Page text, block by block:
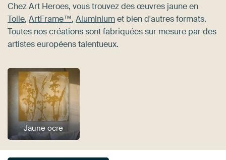
Chez Art Heroes, vous trouvez des œuvres jaune en
Toile, ArtFrame™, Aluminiumet bien d'autres formats.
Toutes nos créations sont fabriquées sur mesure par des
artistes européens talentueux.
Jaune ocre